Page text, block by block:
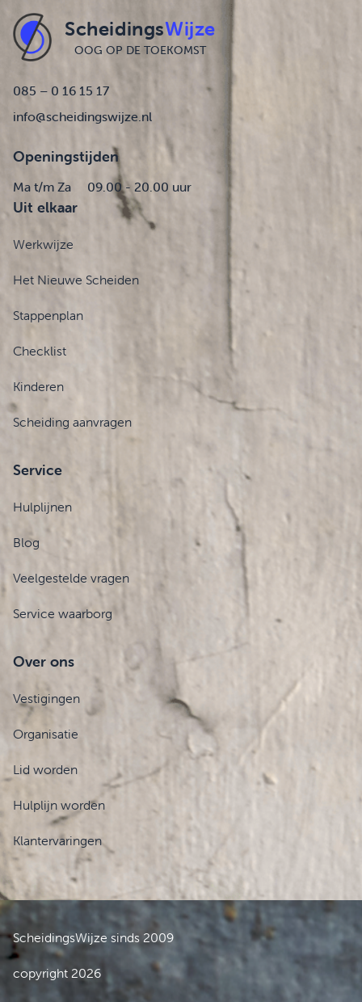
ScheidingsWijze
OOG OP DE TOEKOMST
085 – 0 16 15 17
info@scheidingswijze.nl
Openingstijden
Ma t/m Za 09.00 - 20.00 uur
Uit elkaar
Werkwijze
Het Nieuwe Scheiden
Stappenplan
Checklist
Kinderen
Scheiding aanvragen
Service
Hulplijnen
Blog
Veelgestelde vragen
Service waarborg
Over ons
Vestigingen
Organisatie
Lid worden
Hulplijn worden
Klantervaringen
ScheidingsWijze sinds 2009
copyright 2026